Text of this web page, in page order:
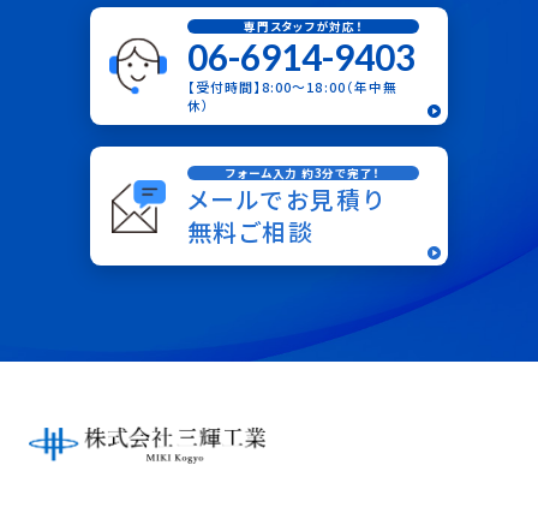
専門スタッフが対応！
06-6914-9403
【受付時間】8:00〜18:00（年中無
休）
フォーム入力 約3分で完了！
メールでお見積り
無料ご相談